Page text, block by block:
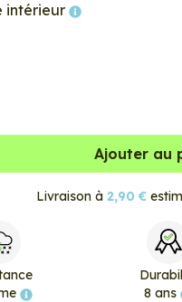
intérieur
Ajouter au
Livraison à 2,90 €
8 ans